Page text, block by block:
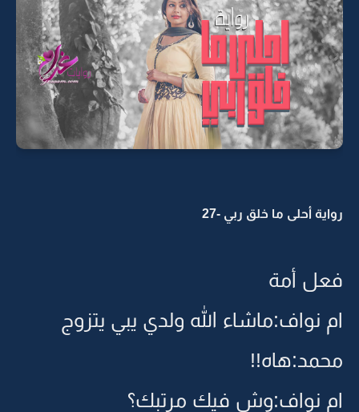
رواية أحلى ما خلق ربي -27
فعل أمة
ام نواف:ماشاء الله ولدي يبي يتزوج
محمد:هاه!!
ام نواف:وش فيك مرتبك؟